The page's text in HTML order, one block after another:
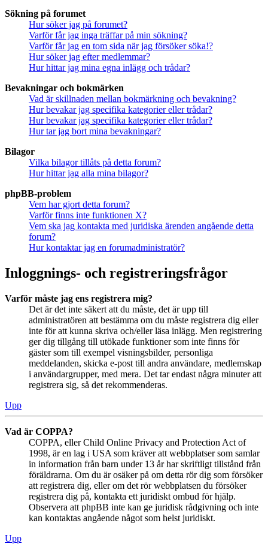
Sökning på forumet
Hur söker jag på forumet?
Varför får jag inga träffar på min sökning?
Varför får jag en tom sida när jag försöker söka!?
Hur söker jag efter medlemmar?
Hur hittar jag mina egna inlägg och trådar?
Bevakningar och bokmärken
Vad är skillnaden mellan bokmärkning och bevakning?
Hur bevakar jag specifika kategorier eller trådar?
Hur bevakar jag specifika kategorier eller trådar?
Hur tar jag bort mina bevakningar?
Bilagor
Vilka bilagor tillåts på detta forum?
Hur hittar jag alla mina bilagor?
phpBB-problem
Vem har gjort detta forum?
Varför finns inte funktionen X?
Vem ska jag kontakta med juridiska ärenden angående detta
forum?
Hur kontaktar jag en forumadministratör?
Inloggnings- och registreringsfrågor
Varför måste jag ens registrera mig?
Det är det inte säkert att du måste, det är upp till
administratören att bestämma om du måste registrera dig eller
inte för att kunna skriva och/eller läsa inlägg. Men registrering
ger dig tillgång till utökade funktioner som inte finns för
gäster som till exempel visningsbilder, personliga
meddelanden, skicka e-post till andra användare, medlemskap
i användargrupper, med mera. Det tar endast några minuter att
registrera sig, så det rekommenderas.
Upp
Vad är COPPA?
COPPA, eller Child Online Privacy and Protection Act of
1998, är en lag i USA som kräver att webbplatser som samlar
in information från barn under 13 år har skriftligt tillstånd från
föräldrarna. Om du är osäker på om detta rör dig som försöker
att registrera dig, eller om det rör webbplatsen du försöker
registrera dig på, kontakta ett juridiskt ombud för hjälp.
Observera att phpBB inte kan ge juridisk rådgivning och inte
kan kontaktas angående något som helst juridiskt.
Upp